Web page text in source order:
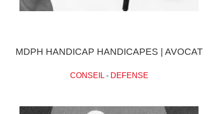
MDPH HANDICAP HANDICAPES | AVOCAT
CONSEIL- DEFENSE